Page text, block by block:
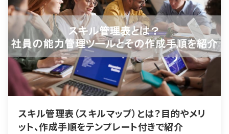
スキル管理表（スキルマップ）とは？目的やメリ
ット、作成手順をテンプレート付きで紹介